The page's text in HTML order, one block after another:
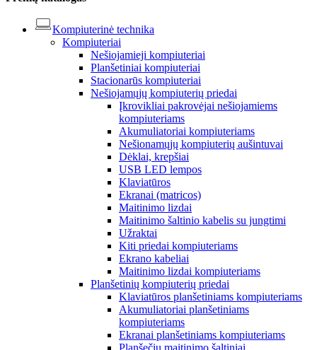
Kompiuterinė technika
Kompiuteriai
Nešiojamieji kompiuteriai
Planšetiniai kompiuteriai
Stacionarūs kompiuteriai
Nešiojamųjų kompiuterių priedai
Įkrovikliai pakrovėjai nešiojamiems
kompiuteriams
Akumuliatoriai kompiuteriams
Nešionamųjų kompiuterių aušintuvai
Dėklai, krepšiai
USB LED lempos
Klaviatūros
Ekranai (matricos)
Maitinimo lizdai
Maitinimo šaltinio kabelis su jungtimi
Užraktai
Kiti priedai kompiuteriams
Ekrano kabeliai
Maitinimo lizdai kompiuteriams
Planšetinių kompiuterių priedai
Klaviatūros planšetiniams kompiuteriams
Akumuliatoriai planšetiniams
kompiuteriams
Ekranai planšetiniams kompiuteriams
Planšečių maitinimo šaltiniai